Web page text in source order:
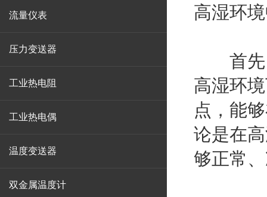
流量仪表
压力变送器
工业热电阻
工业热电偶
温度变送器
双金属温度计
高湿环
首先，
高湿环
点，能
论是在
够正常